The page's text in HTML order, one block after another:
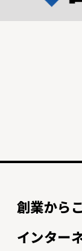
創業から
インター